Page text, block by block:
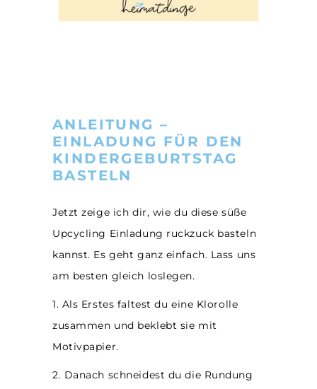
ANLEITUNG –
EINLADUNG FÜR DEN
KINDERGEBURTSTAG
BASTELN
Jetzt zeige ich dir, wie du diese süße
Upcycling Einladung ruckzuck basteln
kannst. Es geht ganz einfach. Lass uns
am besten gleich loslegen.
1. Als Erstes faltest du eine Klorolle
zusammen und beklebt sie mit
Motivpapier.
2. Danach schneidest du die Rundung